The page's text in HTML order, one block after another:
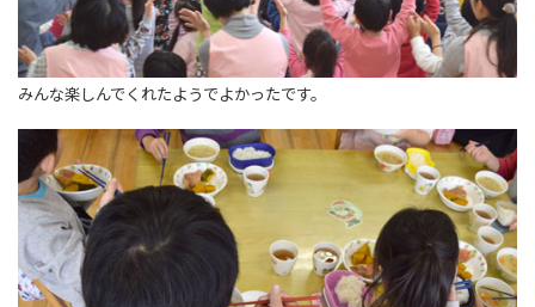
みんな楽しんでくれたようでよかったです。